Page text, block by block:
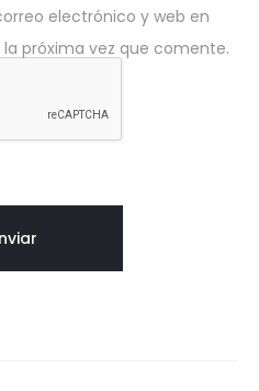
electrónico y web en
próxima vez que comente.